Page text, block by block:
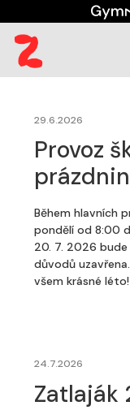
Aktuality
29.6.2026
Provoz
prázdnin
Během hlavních
pondělí od 8:00
20. 7. 2026
důvodů
všem krásné
24.7.2026
Zatlaják